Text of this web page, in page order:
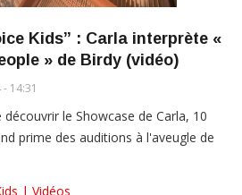
Kids” : Carla interprète «
» de Birdy (vidéo)
14:31
le Showcase de Carla, 10
prime des auditions à l'aveugle de
| Vidéos